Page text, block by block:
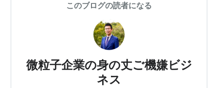
このブログの読者になる
微粒子企業の身の丈ご機嫌ビジ
ネス